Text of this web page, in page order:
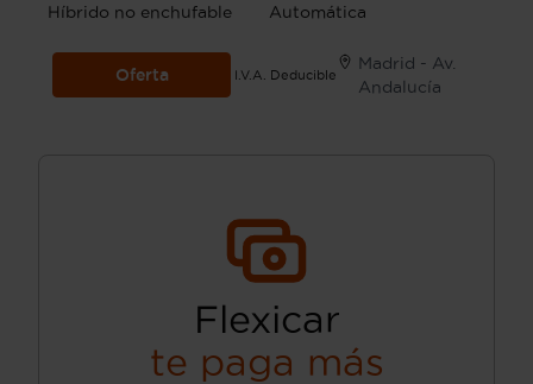
Híbrido no enchufable
Automática
Oferta I.V.A. Deducible
Madrid - Av.
Andalucía
Flexicar
te paga más